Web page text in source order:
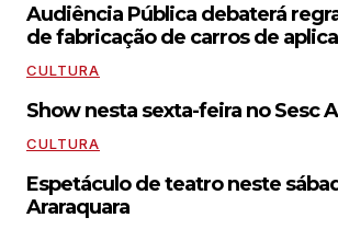
Audiência Pública debaterá
de fabricação de carros de
CULTURA
Show nesta sexta-feira no Sesc
CULTURA
Espetáculo de teatro neste
Araraquara